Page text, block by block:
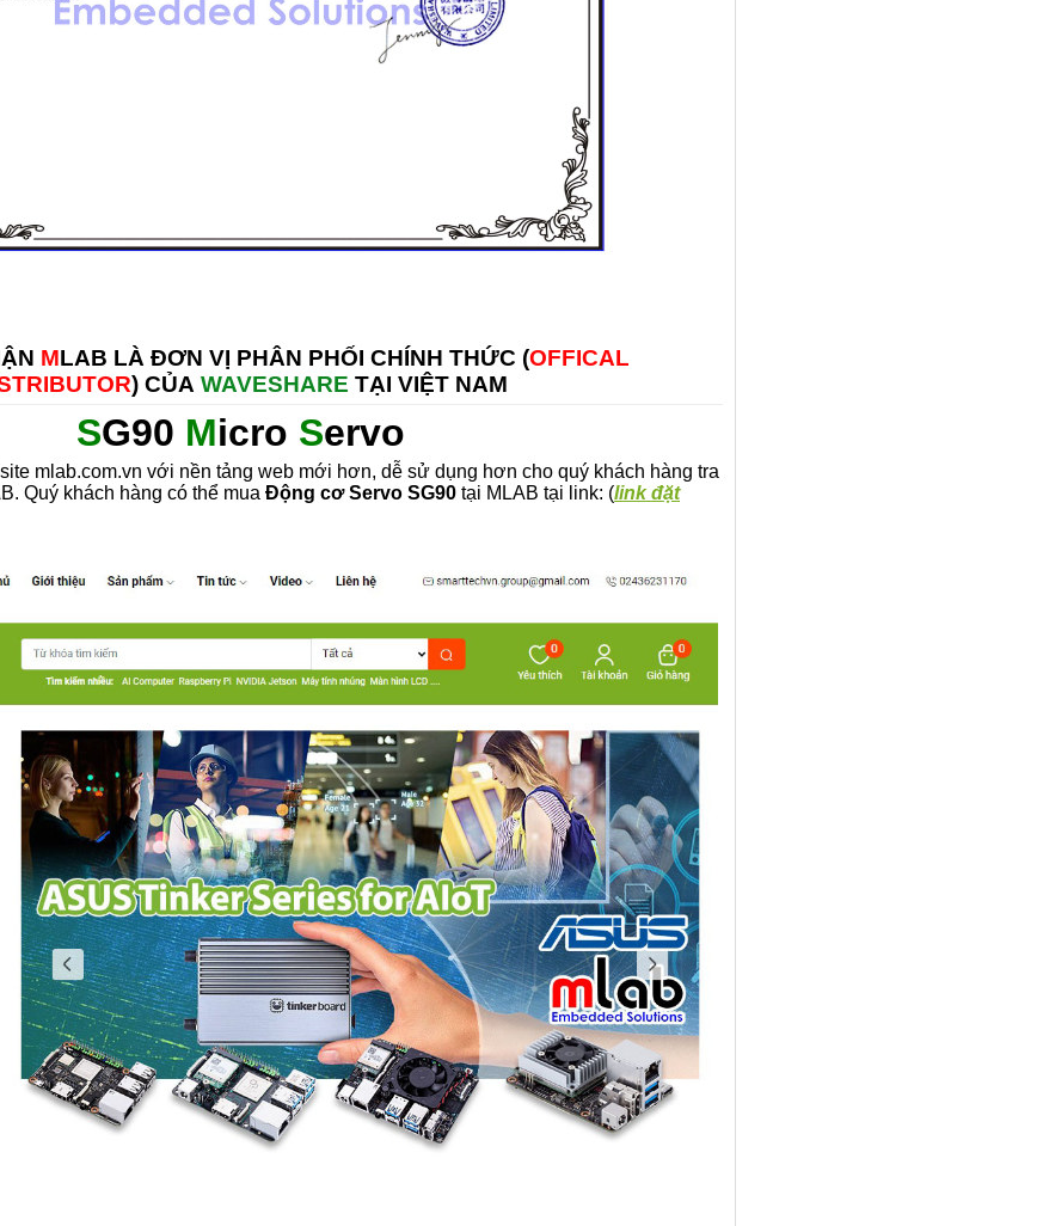
MLAB LÀ ĐƠN VỊ PHÂN PHỐI CHÍNH THỨC (OFFICAL
) CỦA WAVESHARE TẠI VIỆT NAM
SG90 Micro Servo
mlab.com.vn với nền tảng web mới hơn, dễ sử dụng hơn cho quý khách hàng tra
Quý khách hàng có thể mua Động cơ Servo SG90 tại MLAB tại link: (link đặt